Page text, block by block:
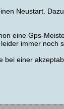
Neustart.
eine Gps-
immer noch
einer